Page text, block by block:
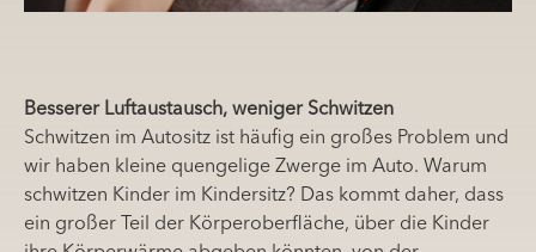
Besserer Luftaustausch, weniger Schwitzen
Schwitzen im Autositz ist häufig ein großes Problem und
wir haben kleine quengelige Zwerge im Auto. Warum
schwitzen Kinder im Kindersitz? Das kommt daher, dass
ein großer Teil der Körperoberfläche, über die Kinder